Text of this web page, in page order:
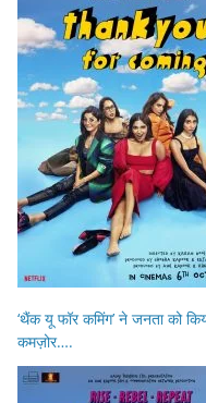
‘थैंक यू फॉर कमिंग’ ने जनता को
कमज़ोर….